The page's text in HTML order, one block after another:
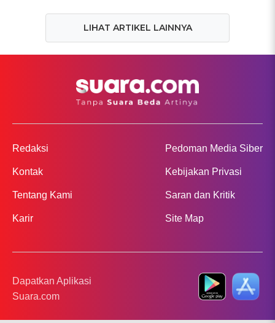
LIHAT ARTIKEL LAINNYA
Redaksi
Kontak
Tentang Kami
Karir
Pedoman Media Siber
Kebijakan Privasi
Saran dan Kritik
Site Map
Dapatkan Aplikasi
Suara.com